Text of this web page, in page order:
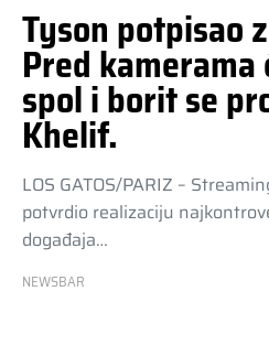
Tyson potpisao
Pred
spol i borit se
Khelif.
LOS GATOS/PARIZ –
potvrdio realizaciju
događaja…
NEWSBAR